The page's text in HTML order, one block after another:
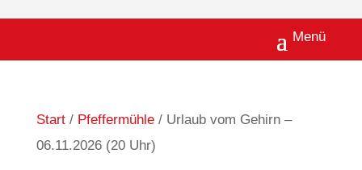
Start/ Pfeffermühle/ Urlaub vom Gehirn –
06.11.2026 (20 Uhr)